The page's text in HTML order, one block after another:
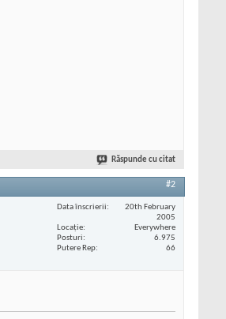
Răspunde cu citat
#2
Data înscrierii
20th February
2005
Locaţie
Everywhere
Posturi
6.975
Putere Rep
66